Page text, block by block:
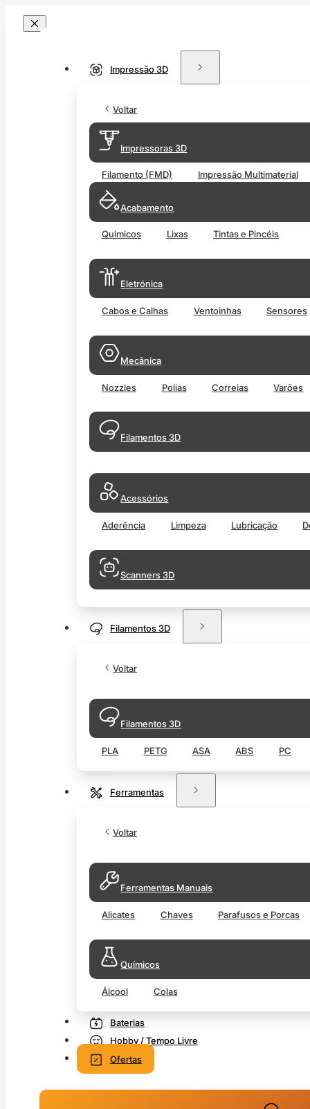
Impressão 3D
Voltar
Impressoras 3D
Filamento (FMD) Impressão Multimaterial
Acabamento
Químicos Lixas Tintas e Pincéis
Eletrónica
Cabos e Calhas Ventoinhas Sensores
Mecânica
Nozzles Polias Correias Varões
Filamentos 3D
Acessórios
Aderência Limpeza Lubricação
Scanners 3D
Filamentos 3D
Voltar
Filamentos 3D
PLA PETG ASA ABS PC
Ferramentas
Voltar
Ferramentas Manuais
Alicates Chaves Parafusos e Porcas
Químicos
Álcool Colas
Baterias
Hobby / Tempo Livre
Ofertas